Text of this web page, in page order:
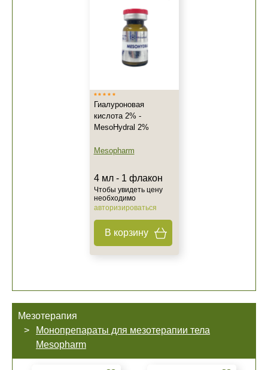
Гиалуроновая
кислота 2% -
MesoHydral 2%
Mesopharm
4 мл - 1 флакон
Чтобы увидеть цену
необходимо
авторизироваться
В корзину
Мезотерапия
Монопрепараты для мезотерапии тела
Mesopharm